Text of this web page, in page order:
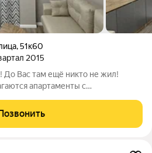
,51к60
2015
Вас там ещё никто не жил!
апартаменты с
бизнес-локации ОАО "Газпром"
заказником. В пешей